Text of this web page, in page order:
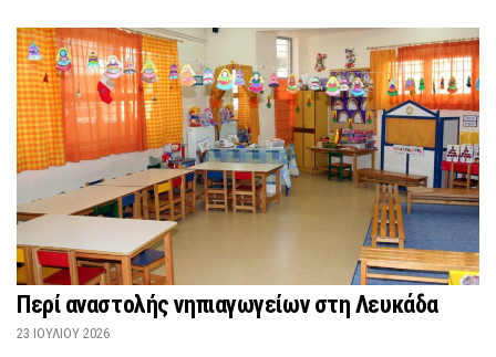
Περί αναστολής νηπιαγωγείων στη Λευκάδα
23 ΙΟΥΛΊΟΥ 2026